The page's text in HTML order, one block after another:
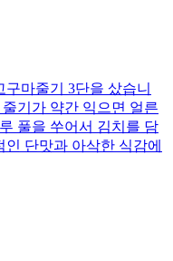
마줄기 3단을 샀습니
기가 약간 익으면 얼른
풀을 쑤어서 김치를 담
단맛과 아삭한 식감에